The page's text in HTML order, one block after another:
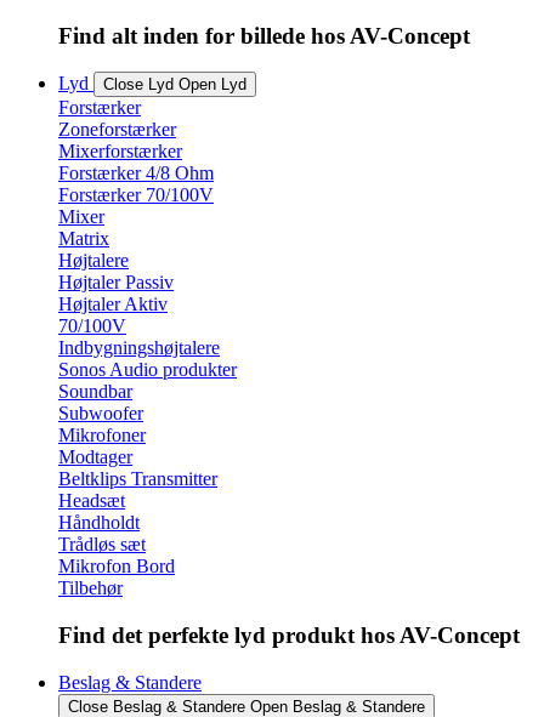
Find alt inden for billede hos AV-Concept
Lyd Close Lyd Open Lyd
Forstærker
Zoneforstærker
Mixerforstærker
Forstærker 4/8 Ohm
Forstærker 70/100V
Mixer
Matrix
Højtalere
Højtaler Passiv
Højtaler Aktiv
70/100V
Indbygningshøjtalere
Sonos Audio produkter
Soundbar
Subwoofer
Mikrofoner
Modtager
Beltklips Transmitter
Headsæt
Håndholdt
Trådløs sæt
Mikrofon Bord
Tilbehør
Find det perfekte lyd produkt hos AV-Concept
Beslag & Standere
Close Beslag & Standere Open Beslag & Standere